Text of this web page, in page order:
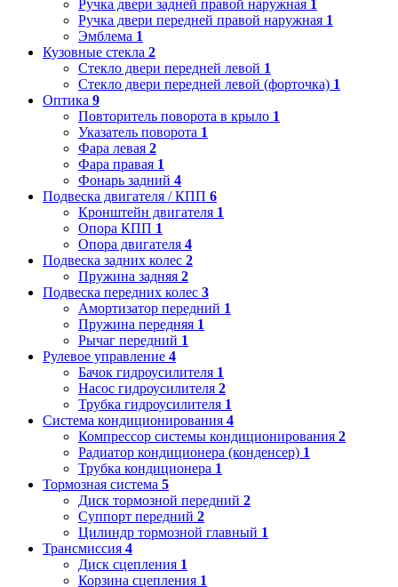
Ручка двери задней правой наружная 1
Ручка двери передней правой наружная 1
Эмблема 1
Кузовные стекла 2
Стекло двери передней левой 1
Стекло двери передней левой (форточка) 1
Оптика 9
Повторитель поворота в крыло 1
Указатель поворота 1
Фара левая 2
Фара правая 1
Фонарь задний 4
Подвеска двигателя / КПП 6
Кронштейн двигателя 1
Опора КПП 1
Опора двигателя 4
Подвеска задних колес 2
Пружина задняя 2
Подвеска передних колес 3
Амортизатор передний 1
Пружина передняя 1
Рычаг передний 1
Рулевое управление 4
Бачок гидроусилителя 1
Насос гидроусилителя 2
Трубка гидроусилителя 1
Система кондиционирования 4
Компрессор системы кондиционирования 2
Радиатор кондиционера (конденсер) 1
Трубка кондиционера 1
Тормозная система 5
Диск тормозной передний 2
Суппорт передний 2
Цилиндр тормозной главный 1
Трансмиссия 4
Диск сцепления 1
Корзина сцепления 1